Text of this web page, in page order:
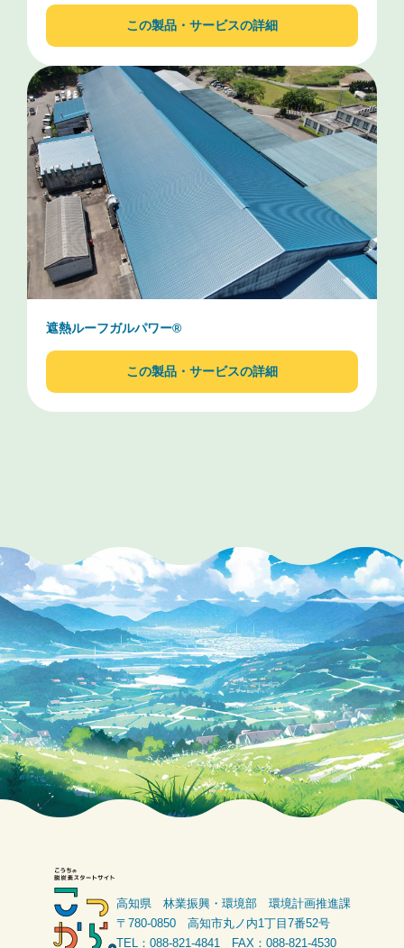
この製品・サービスの詳細
遮熱ルーフガルパワー®
この製品・サービスの詳細
高知県 林業振興・環境部 環境計画推進課
〒780-0850 高知市丸ノ内1丁目7番52号
TEL：088-821-4841 FAX：088-821-4530